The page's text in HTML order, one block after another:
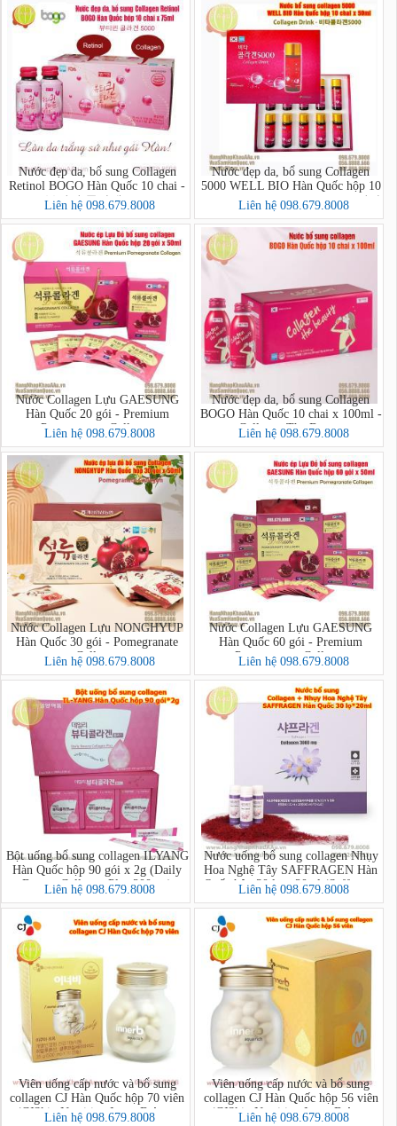
Nước đẹp da, bổ sung Collagen
Retinol BOGO Hàn Quốc 10 chai -
뷰티퀸 콜라겐 5000
Liên hệ 098.679.8008
Nước đẹp da, bổ sung Collagen
5000 WELL BIO Hàn Quốc hộp 10
chai x 50ml (Collagen Drink - 비타
콜라겐5000)
Liên hệ 098.679.8008
Nước Collagen Lựu GAESUNG
Hàn Quốc 20 gói - Premium
Pomegranate Collagen
Liên hệ 098.679.8008
Nước đẹp da, bổ sung Collagen
BOGO Hàn Quốc 10 chai x 100ml -
Collagen The Beauty
Liên hệ 098.679.8008
Nước Collagen Lựu NONGHYUP
Hàn Quốc 30 gói - Pomegranate
Collagen
Liên hệ 098.679.8008
Nước Collagen Lựu GAESUNG
Hàn Quốc 60 gói - Premium
Pomegranate Collagen
Liên hệ 098.679.8008
Bột uống bổ sung collagen ILYANG
Hàn Quốc hộp 90 gói x 2g (Daily
Beauty Collagen Plus 200mg)
Liên hệ 098.679.8008
Nước uống bổ sung collagen Nhụy
Hoa Nghệ Tây SAFFRAGEN Hàn
Quốc hộp 30 lọ x 20ml (Saffragen
Collagen 3000mg)
Liên hệ 098.679.8008
Viên uống cấp nước và bổ sung
collagen CJ Hàn Quốc hộp 70 viên
(CJSkin Nutrition Inner B Aqua
Liên hệ 098.679.8008
Viên uống cấp nước và bổ sung
collagen CJ Hàn Quốc hộp 56 viên
(CJSkin Nutrition Inner B Aqua
Liên hệ 098.679.8008